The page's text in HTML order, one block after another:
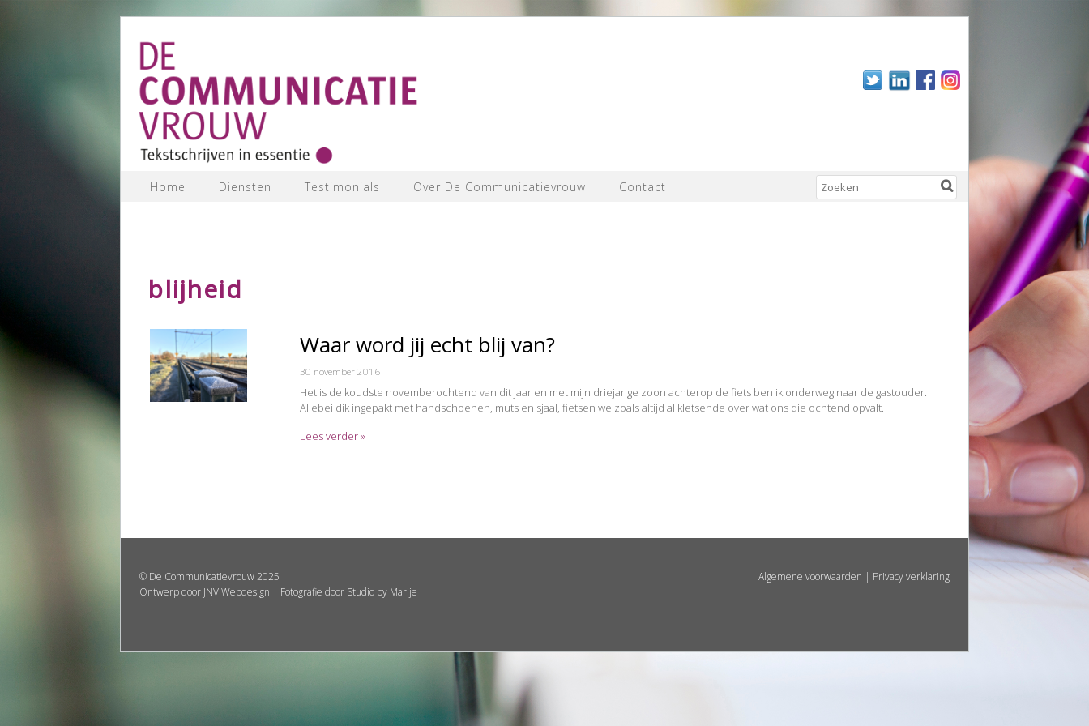
Home Diensten Testimonials Over De Communicatievrouw Contact
blijheid
Waar word jij echt blij van?
30 november 2016
Het is de koudste novemberochtend van dit jaar en met mijn driejarige zoon achterop de fiets ben ik onderweg naar de gastouder.
Allebei dik ingepakt met handschoenen, muts en sjaal, fietsen we zoals altijd al kletsende over wat ons die ochtend opvalt.
Lees verder »
© De Communicatievrouw2025
Ontwerp door JNV Webdesign | Fotografie door Studio by Marije
Algemene voorwaarden | Privacy verklaring